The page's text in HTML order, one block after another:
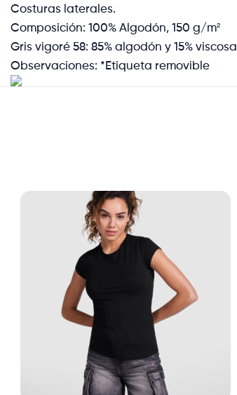
Costuras laterales.
Composición: 100% Algodón, 150 g/m²
Gris vigoré 58: 85% algodón y 15% viscosa
Observaciones: *Etiqueta removible